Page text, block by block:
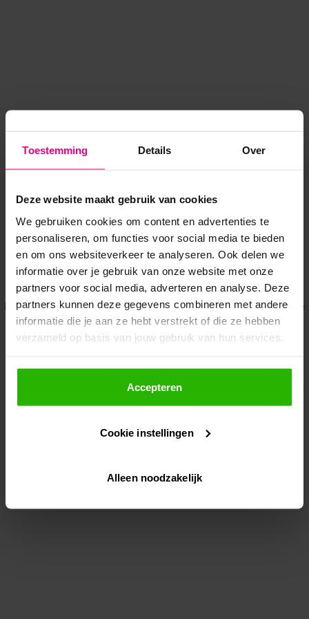
Toestemming Details Over
Deze website maakt gebruik van cookies
We gebruiken cookies om content en advertenties te
personaliseren, om functies voor social media te bieden
en om ons websiteverkeer te analyseren. Ook delen we
informatie over je gebruik van onze website met onze
partners voor social media, adverteren en analyse. Deze
partners kunnen deze gegevens combineren met andere
informatie die je aan ze hebt verstrekt of die ze hebben
verzameld op basis van jouw gebruik van hun services.
Als je op "Accepteer" klikt, dan geef je Voordeeluitjes.nl
toestemming om cookies voor social media en
gepersonaliseerde advertenties te plaatsen.
Lees hier meer over in onsprivacybeleid
Via "Cookie instellingen" kun je ook zelf instellen welke
Accepteren
Cookie instellingen
Alleen noodzakelijk
Application error: a client-side exception has occurred while
loadingwww.voordeeluitjes.nl (see the browser console for more
information).